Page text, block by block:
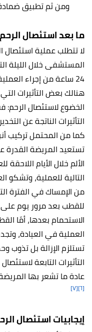
ومن ثم تطبيق
ما بعد استئصال
لا تتطلب عملية استئصال
المستشفى خلال الليلة
24 ساعة من إجراء
هنالك بعض التأثيرات
الخضوع لاستئصال
التأثيرات الناتجة عن
كما من المحتمل تركيب
تستعيد المريضة
الألم خلال الأيام اللاحقة
التالية للعملية،
من الإمساك في الفترة
للقطب بعد مرور يوم
العملية في العيادة،
تستلزم الإزالة بل
التأثيرات التابعة
عادة ما تشعر بها
[٦] [٧]
إيجابيات استئصال